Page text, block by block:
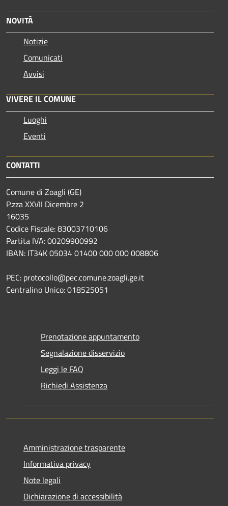
NOVITÀ
Notizie
Comunicati
Avvisi
VIVERE IL COMUNE
Luoghi
Eventi
CONTATTI
Comune di Zoagli (GE)
P.zza XXVII Dicembre 2
16035
Codice Fiscale: 83003710106
Partita IVA: 00209900992
IBAN: IT34K 05034 01400 000 000 008806
PEC: protocollo@pec.comune.zoagli.ge.it
Centralino Unico: 018525051
Prenotazione appuntamento
Segnalazione disservizio
Leggi le FAQ
Richiedi Assistenza
Amministrazione trasparente
Informativa privacy
Note legali
Dichiarazione di accessibilità